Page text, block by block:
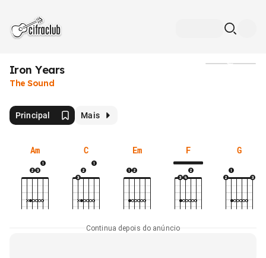
Iron Years
The Sound
Principal Mais
Am C Em F G
Continua depois do anúncio